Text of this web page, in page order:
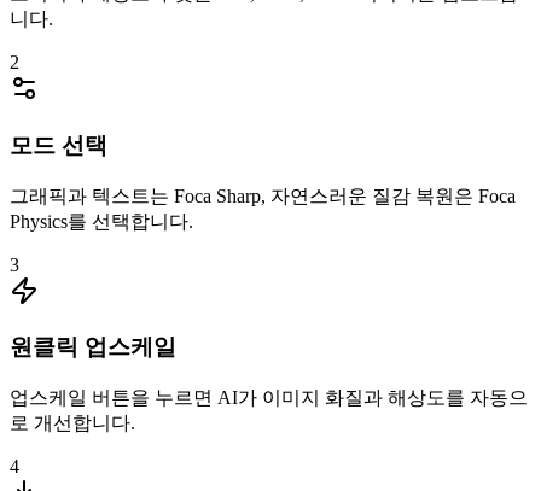
니다.
2
모드 선택
그래픽과 텍스트는 Foca Sharp, 자연스러운 질감 복원은 Foca
Physics를 선택합니다.
3
원클릭 업스케일
업스케일 버튼을 누르면 AI가 이미지 화질과 해상도를 자동으
로 개선합니다.
4